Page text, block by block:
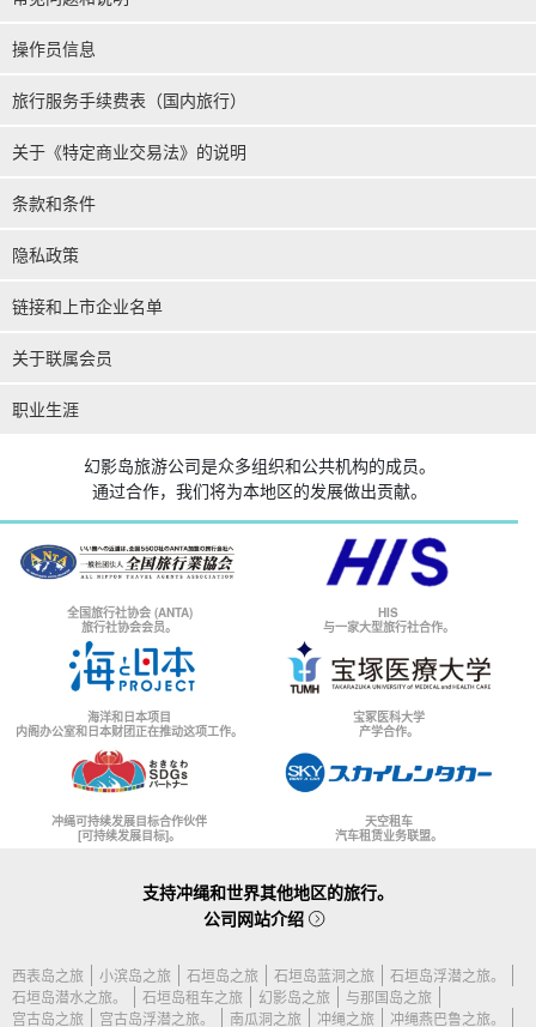
操作员信息
旅行服务手续费表（国内旅行）
关于《特定商业交易法》的说明
条款和条件
隐私政策
链接和上市企业名单
关于联属会员
职业生涯
幻影岛旅游公司是众多组织和公共机构的成员。
通过合作，我们将为本地区的发展做出贡献。
全国旅行社协会 (ANTA)
旅行社协会会员。
HIS
与一家大型旅行社合作。
海洋和日本项目
内阁办公室和日本财团正在推动这项工作。
宝冢医科大学
产学合作。
冲绳可持续发展目标合作伙伴
[可持续发展目标]。
天空租车
汽车租赁业务联盟。
支持冲绳和世界其他地区的旅行。
公司网站介绍
西表岛之旅 小滨岛之旅 石垣岛之旅 石垣岛蓝洞之旅
石垣岛浮潜之旅。
石垣岛潜水之旅。
石垣岛租车之旅 幻影岛之旅
与那国岛之旅
宫古岛之旅
宫古岛浮潜之旅。 南瓜洞之旅 冲绳之旅 冲绳燕巴鲁之旅。